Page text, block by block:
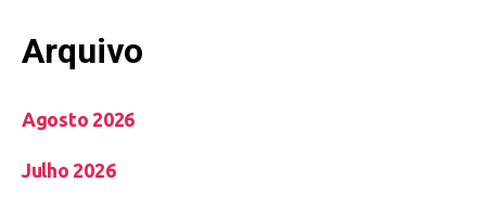
Arquivo
Agosto 2026
Julho 2026